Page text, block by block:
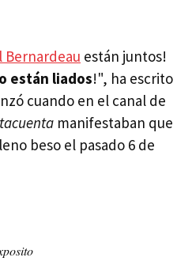
Bernardeau están juntos!
están liados!", ha escrito
cuando en el canal de
manifestaban que
beso el pasado 6 de